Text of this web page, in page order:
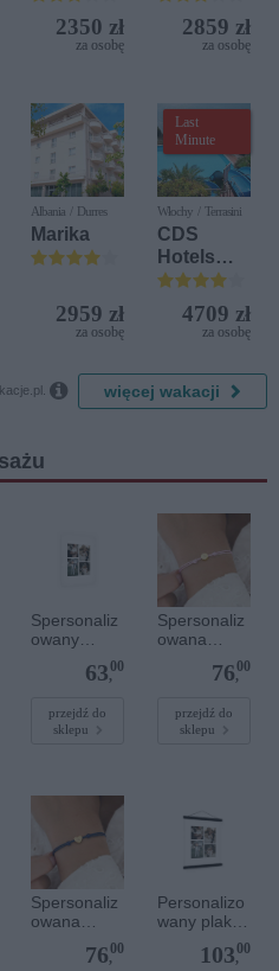
2350 zł
za osobę
2859 zł
za osobę
Albania / Durres
Marika
2959 zł
za osobę
Last
Minute
Włochy / Terrasini
CDS
Hotels
Terrasini
(ex. Citta
del Mare)
4709 zł
za osobę
 więcej wakacji
Spersonaliz
owany
plakat - 30 x
63,
00
przejdź do
sklepu
Spersonaliz
owana
bransoletka
sznurkowa -
Złote kółko
76,
00
przejdź do
sklepu
Spersonaliz
owana
bransoletka
sznurkowa -
76,
00
Personalizo
wany plakat
lakierowany
103,
00